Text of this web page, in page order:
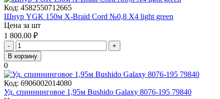
Код: 4582550712665
Шнур YGK 150м X-Braid Cord №0,8 X4 light green
Цена за шт
1 800.00 ₽
-
+
В корзину
0
Код: 6906002014080
Уд. спиннинговое 1,95м Bushido Galaxy 8076-195 79840